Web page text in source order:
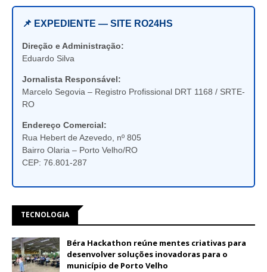
📌 EXPEDIENTE — SITE RO24HS
Direção e Administração:
Eduardo Silva
Jornalista Responsável:
Marcelo Segovia – Registro Profissional DRT 1168 / SRTE-
RO
Endereço Comercial:
Rua Hebert de Azevedo, nº 805
Bairro Olaria – Porto Velho/RO
CEP: 76.801-287
TECNOLOGIA
Béra Hackathon reúne mentes criativas para
desenvolver soluções inovadoras para o
município de Porto Velho